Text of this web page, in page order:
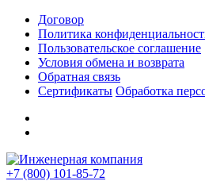
Договор
Политика
Пользовательское соглашение
Условия обмена и возврата
Обратная связь
Сертификаты Обработка
+7 (800) 101-85-72